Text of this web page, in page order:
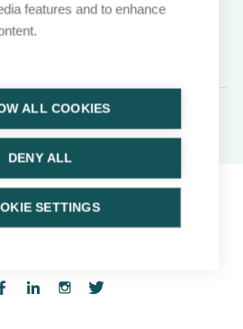
Pin Point Case
клинические вопросы,
в коротких случаях с
features and to enhance
ALL COOKIES
DENY ALL
SETTINGS